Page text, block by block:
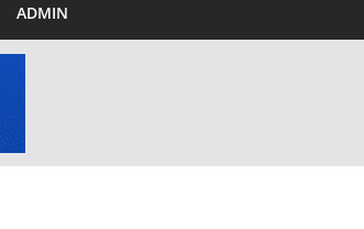
ADMIN